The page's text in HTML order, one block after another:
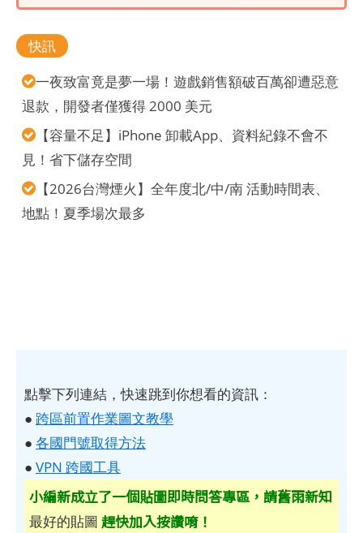
快訊
一夜致富竟是夢一場！遊戲銷售額破百萬卻遭惡意
退款，開發者僅獲得 2000 美元
【容量不足】iPhone 卸載App、資料紀錄不會不
見！省下儲存空間
【2026台灣煙火】全年度北/中/南 活動時間表、
地點！夏季場次最多
點擊下列連結，快速跳到你想看的資訊：
● 跨區前置作業圖文教學
● 各國門號取得方法
● VPN 跨國工具
小編新成立了一個貼圖即時問答專區，請舊雨新知
趕快加入按讚唷！
最好的貼圖